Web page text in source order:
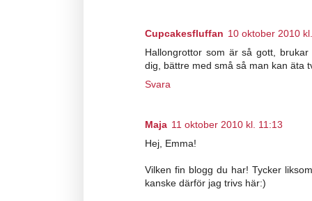
Cupcakesfluffan 10 oktober 2010
Hallongrottor som är så gott,
dig, bättre med små så man kan äta
Svara
Maja 11 oktober 2010 kl. 11:13
Hej, Emma!
Vilken fin blogg du har! Tycker
kanske därför jag trivs här:)